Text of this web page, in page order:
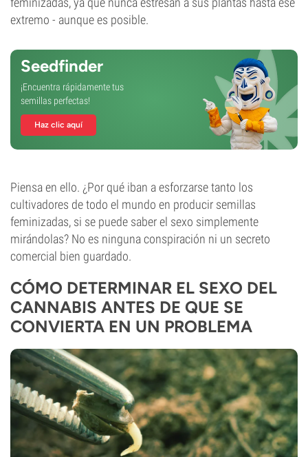
extremo - aunque es posible.
Seedfinder
¡Encuentra rápidamente tus
semillas perfectas!
Haz clic aquí
Piensa en ello. ¿Por qué iban a esforzarse tanto los
cultivadores de todo el mundo en producir semillas
feminizadas, si se puede saber el sexo simplemente
mirándolas? No es ninguna conspiración ni un secreto
comercial bien guardado.
CÓMO DETERMINAR EL SEXO DEL
CANNABIS ANTES DE QUE SE
CONVIERTA EN UN PROBLEMA